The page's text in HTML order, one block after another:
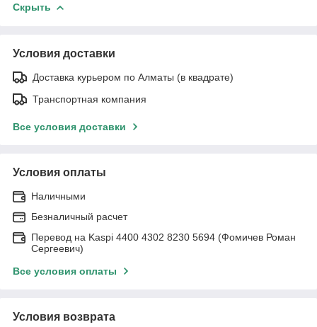
Скрыть
Условия доставки
Доставка курьером по Алматы (в квадрате)
Транспортная компания
Все условия доставки
Условия оплаты
Наличными
Безналичный расчет
Перевод на Kaspi 4400 4302 8230 5694 (Фомичев Роман
Сергеевич)
Все условия оплаты
Условия возврата